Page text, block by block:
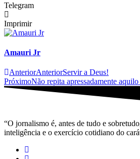
Telegram
Imprimir
Amauri Jr
AnteriorAnteriorServir a Deus!
PróximoNão repita apressadamente
“O jornalismo é, antes de tudo e
inteligência e o exercício cotidiano do